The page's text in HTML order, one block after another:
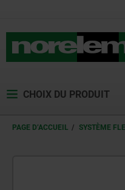
CHOIX DU PRODUIT
PAGE D’ACCUEIL SYSTÈME